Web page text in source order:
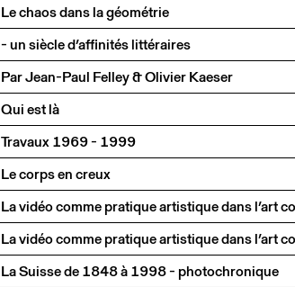
Le chaos dans la géométrie
- un siècle d’affinités littéraires
Par Jean-Paul Felley & Olivier Kaeser
Qui est là
Travaux 1969 - 1999
Le corps en creux
La Suisse de 1848 à 1998 - photochronique